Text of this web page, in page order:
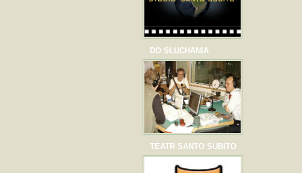
DO SŁUCHANIA
TEATR SANTO SUBITO